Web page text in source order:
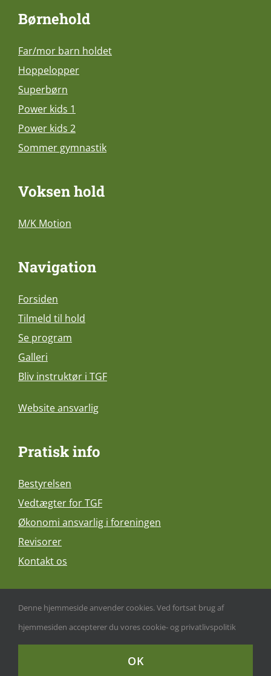
Børnehold
Far/mor barn holdet
Hoppelopper
Superbørn
Power kids 1
Power kids 2
Sommer gymnastik
Voksen hold
M/K Motion
Navigation
Forsiden
Tilmeld til hold
Se program
Galleri
Bliv instruktør i TGF
Website ansvarlig
Pratisk info
Bestyrelsen
Vedtægter for TGF
Økonomi ansvarlig i foreningen
Revisorer
Kontakt os
Thyregod Gymnastikforening | all right reserved 2022 |
Denne hjemmeside anvender cookies. Ved fortsat brug af
hjemmesiden accepterer du vores cookie- og privatlivspolitik
OK